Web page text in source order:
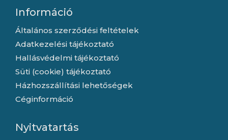
Információ
Általános szerződési feltételek
Adatkezelési tájékoztató
Hallásvédelmi tájékoztató
Süti (cookie) tájékoztató
Házhozszállítási lehetőségek
Céginformáció
Nyitvatartás